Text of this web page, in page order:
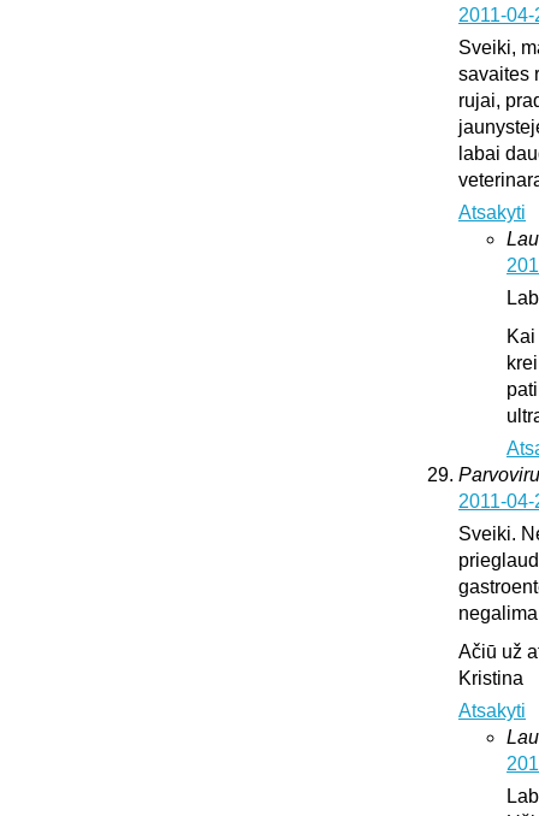
2011-
Sveiki,
savaites
rujai,
labai
Atsakyti
2011-
Sveiki.
Ačiū už
Kristina
Atsakyti